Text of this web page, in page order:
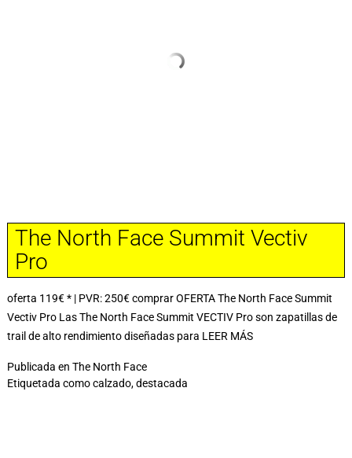
The North Face Summit Vectiv
Pro
oferta 119€ * | PVR: 250€ comprar OFERTA The North Face Summit
Vectiv Pro Las The North Face Summit VECTIV Pro son zapatillas de
trail de alto rendimiento diseñadas para LEER MÁS
Publicada en The North Face
Etiquetada comocalzado,destacada